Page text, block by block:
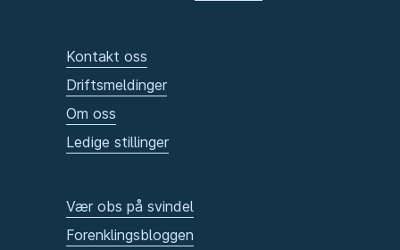
Kontakt oss
Driftsmeldinger
Om oss
Ledige stillinger
Vær obs på svindel
Forenklingsbloggen